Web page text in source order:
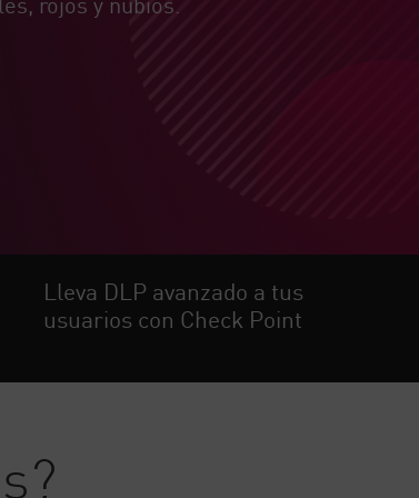
Lleva DLP avanzado a tus
usuarios con Check Point